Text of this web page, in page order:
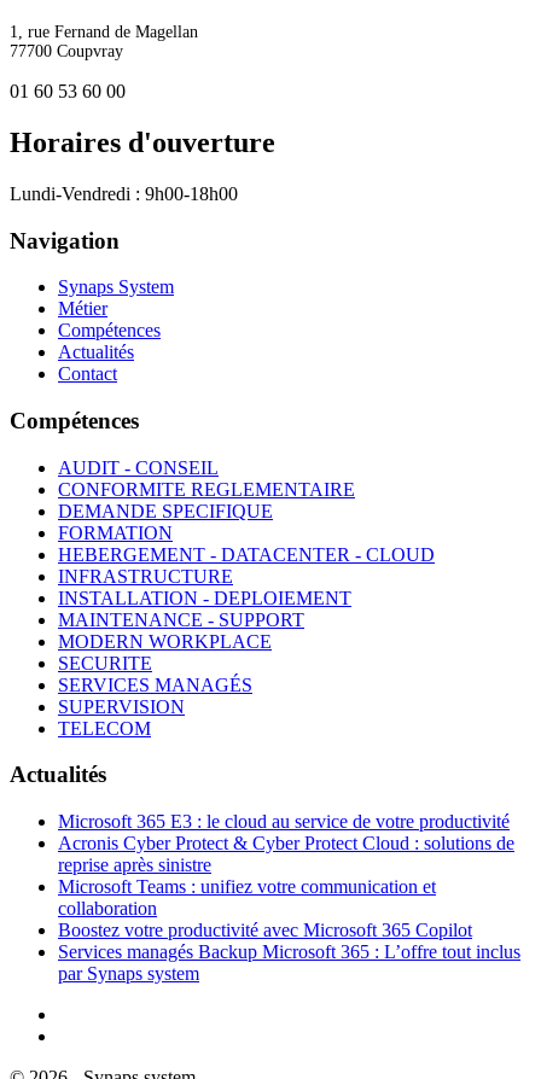
1, rue Fernand de Magellan
77700 Coupvray
01 60 53 60 00
Horaires d'ouverture
Lundi-Vendredi : 9h00-18h00
Navigation
Synaps System
Métier
Compétences
Actualités
Contact
Compétences
AUDIT - CONSEIL
CONFORMITE REGLEMENTAIRE
DEMANDE SPECIFIQUE
FORMATION
HEBERGEMENT - DATACENTER - CLOUD
INFRASTRUCTURE
INSTALLATION - DEPLOIEMENT
MAINTENANCE - SUPPORT
MODERN WORKPLACE
SECURITE
SERVICES MANAGÉS
SUPERVISION
TELECOM
Actualités
Microsoft 365 E3 : le cloud au service de votre productivité
Acronis Cyber Protect & Cyber Protect Cloud : solutions de
reprise après sinistre
Microsoft Teams : unifiez votre communication et
collaboration
Boostez votre productivité avec Microsoft 365 Copilot
Services managés Backup Microsoft 365 : L’offre tout inclus
par Synaps system